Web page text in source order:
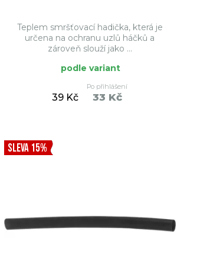
Teplem smršťovací hadička, která je
určena na ochranu uzlů háčků a
zároveň slouží jako ...
podle variant
39 Kč
Po přihlášení
33 Kč
SLEVA 15%